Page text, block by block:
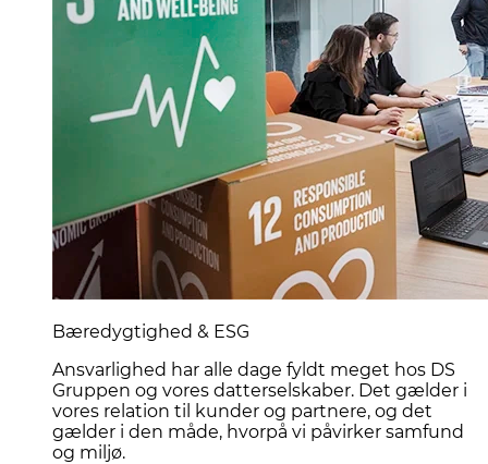
Bæredygtighed & ESG
Ansvarlighed har alle dage fyldt meget hos DS
Gruppen og vores datterselskaber. Det gælder i
vores relation til kunder og partnere, og det
gælder i den måde, hvorpå vi påvirker samfund
og miljø.